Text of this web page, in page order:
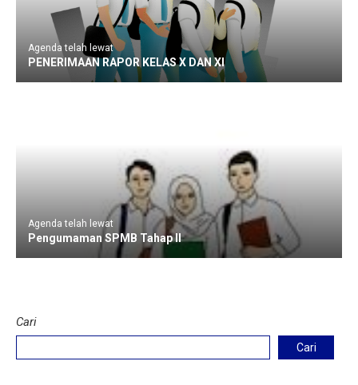
Agenda telah lewat
PENERIMAAN RAPOR KELAS X DAN XI
Agenda telah lewat
Pengumaman SPMB Tahap II
Cari
Cari